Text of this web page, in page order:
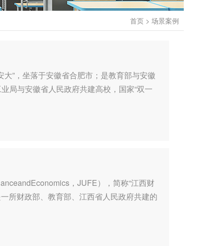
首页 > 场景案例
”，坐落于安徽省合肥市；是教育部与安徽
局与安徽省人民政府共建高校，国家“双一
，JUFE），简称“江西财
所财政部、教育部、江西省人民政府共建的